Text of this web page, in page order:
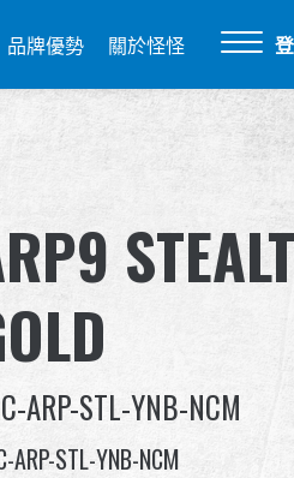
品牌優勢 關於怪怪
ARP-STL-YNB-NCM
ARP-STL-YNB-NCM